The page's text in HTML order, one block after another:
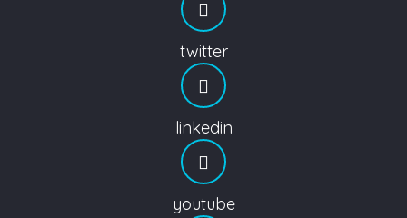
twitter
linkedin
youtube